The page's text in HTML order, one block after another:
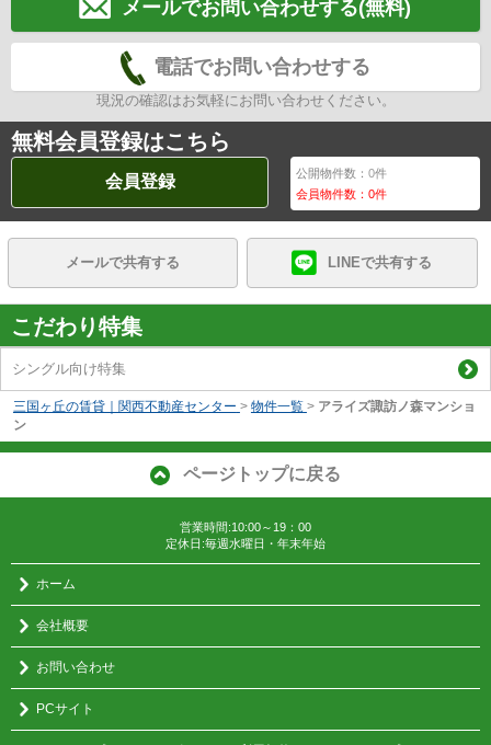
メールでお問い合わせする(無料)
電話でお問い合わせする
現況の確認はお気軽にお問い合わせください。
無料会員登録はこちら
会員登録 公開物件数：0件
会員物件数：0件
メールで共有する LINEで共有する
こだわり特集
シングル向け特集
三国ヶ丘の賃貸｜関西不動産センター > 物件一覧 > アライズ諏訪ノ森マンショ
ン
ページトップに戻る
営業時間:10:00～19：00
定休日:毎週水曜日・年末年始
ホーム
会社概要
お問い合わせ
PCサイト